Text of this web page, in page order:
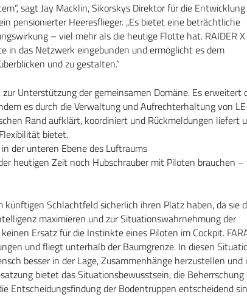
sagt Jay Macklin, Sikorskys Direktor für die Entwicklung
pensionierter Heeresflieger. „Es bietet eine beträchtliche
– viel mehr als die heutige Flotte hat. RAIDER
in das Netzwerk eingebunden und ermöglicht es dem
und zu gestalten.“
Unterstützung der gemeinsamen Domäne. Es erweitert
es durch die Verwaltung und Aufrechterhaltung von
Rand aufklärt, koordiniert und Rückmeldungen liefert
bietet.
der unteren Ebene des Luftraums
heutigen Zeit noch Hubschrauber mit Piloten brauchen
Schlachtfeld sicherlich ihren Platz haben, da sie
maximieren und zur Situationswahrnehmung der
Ersatz für die Instinkte eines Piloten im Cockpit.
und fliegt unterhalb der Baumgrenze. In diesen
besser in der Lage, Zusammenhänge herzustellen und
bietet das Situationsbewusstsein, die Beherrschung
Entscheidungsfindung der Bodentruppen entscheidend